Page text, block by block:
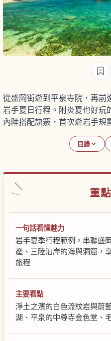
從盛岡街遊到平泉寺院，再前
岩手夏日行程。附炎夏也好玩
內陸搭配訣竅，首次遊岩手規
目錄
重
一句話看懂魅力
岩手夏季行程範例，串聯盛
產、三陸沿岸的海與洞窟，
旅程
主要看點
淨土之濱的白色流紋岩與蔚
湖、平泉的中尊寺金色堂、